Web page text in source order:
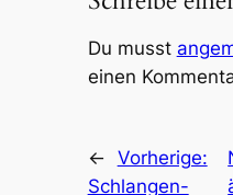
Du musst
einen
← Vorherige:
Schlangen-